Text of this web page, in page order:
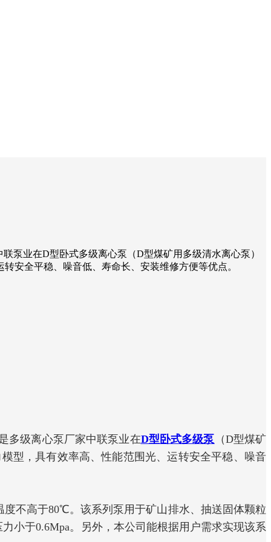
泵业在D型卧式多级离心泵（D型煤矿用多级清水离心泵）
安全平稳、噪音低、寿命长、安装维修方便等优点。
多级离心泵厂家中联泵业在D型卧式多级泵 （D型煤矿
型，具有效率高、性能范围光、运转安全平稳、噪音
不高于80℃。该系列泵用于矿山排水、抽送固体颗粒
小于0.6Mpa。另外，本公司能根据用户需求实现该系